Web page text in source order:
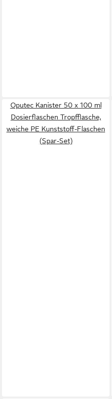
Oputec Kanister 50 x 100 ml
Dosierflaschen Tropfflasche,
weiche PE Kunststoff-Flaschen
(Spar-Set)